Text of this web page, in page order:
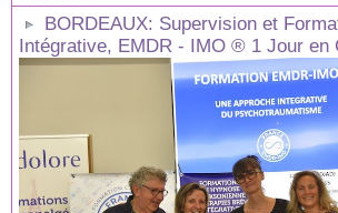
BORDEAUX: Supervision et
Intégrative, EMDR - IMO ® 1 Jour en